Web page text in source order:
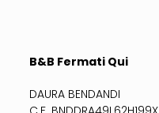
B&B Fermati Qui
DAURA BENDANDI